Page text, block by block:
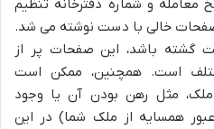
معامله و شماره دفترخانه تنظیم
صفحات خالی با دست نوشته می شد.
گشته باشد، این صفحات پر از
است. همچنین، ممکن است
مثل رهن بودن آن یا وجود
همسایه از ملک شما) در این